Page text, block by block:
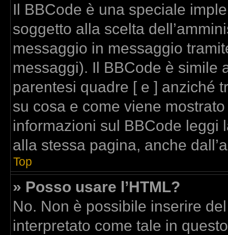
Il BBCode è una speciale
soggetto alla scelta
messaggio in messaggio
messaggi). Il BBCode è simile
parentesi quadre [ e ] anziché
su cosa e come viene
informazioni sul BBCode leggi
alla stessa pagina, anche
Top
» Posso usare l’HTML?
No. Non è possibile inserire
interpretato come tale in